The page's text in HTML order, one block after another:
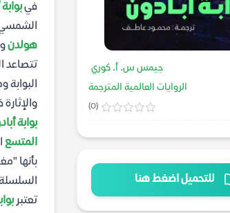
جيمس س. أ. كوري
الروايات العالمية المترجمة
(0)
للتحميل اضغط هنا
في
هولدن
تتصاعد
بوابة
المتسع
بأنها
تعتبر